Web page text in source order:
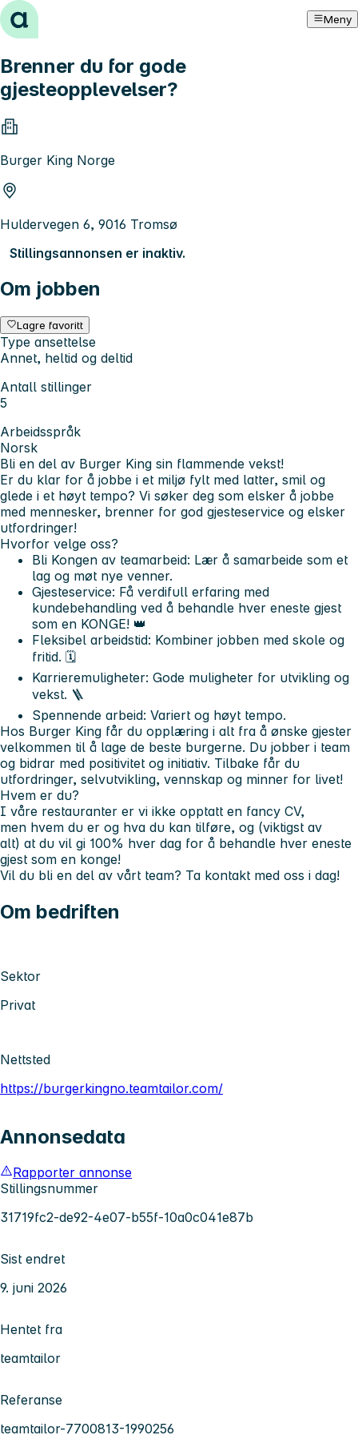
Hopp til innhold Meny
Brenner du for gode
gjesteopplevelser?
Burger King Norge
Huldervegen 6, 9016 Tromsø
Stillingsannonsen er inaktiv.
Om jobben
Lagre favoritt
Type ansettelse
Annet, heltid og deltid
Antall stillinger
5
Arbeidsspråk
Norsk
Bli en del av Burger King sin flammende vekst!
Er du klar for å jobbe i et miljø fylt med latter, smil og
glede i et høyt tempo? Vi søker deg som elsker å jobbe
med mennesker, brenner for god gjesteservice og elsker
utfordringer!
Hvorfor velge oss?
Bli Kongen av teamarbeid: Lær å samarbeide som et
lag og møt nye venner.
Gjesteservice: Få verdifull erfaring med
kundebehandling ved å behandle hver eneste gjest
som en KONGE! 👑
Fleksibel arbeidstid: Kombiner jobben med skole og
fritid. 🗓️
Karrieremuligheter: Gode muligheter for utvikling og
vekst. 🪜
Spennende arbeid: Variert og høyt tempo.
Hos Burger King får du opplæring i alt fra å ønske gjester
velkommen til å lage de beste burgerne. Du jobber i team
og bidrar med positivitet og initiativ. Tilbake får du
utfordringer, selvutvikling, vennskap og minner for livet!
Hvem er du?
I våre restauranter er vi ikke opptatt en fancy CV,
men hvem du er og hva du kan tilføre, og (viktigst av
alt) at du vil gi 100% hver dag for å behandle hver eneste
gjest som en konge!
Vil du bli en del av vårt team? Ta kontakt med oss i dag!
Om bedriften
Sektor
Privat
Nettsted
https://burgerkingno.teamtailor.com/
Annonsedata
Rapporter annonse
Stillingsnummer
31719fc2-de92-4e07-b55f-10a0c041e87b
Sist endret
9. juni 2026
Hentet fra
teamtailor
Referanse
teamtailor-7700813-1990256